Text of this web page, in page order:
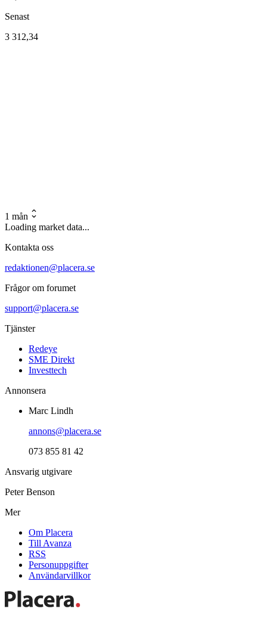
Senast
3 312,34
1 mån
Loading market data...
Kontakta oss
redaktionen@placera.se
Frågor om forumet
support@placera.se
Tjänster
Redeye
SME Direkt
Investtech
Annonsera
Marc Lindh
annons@placera.se
073 855 81 42
Ansvarig utgivare
Peter Benson
Mer
Om Placera
Till Avanza
RSS
Personuppgifter
Användarvillkor